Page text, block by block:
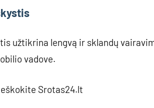
užtikrina lengvą ir sklandų
vadove.
Srotas24.lt